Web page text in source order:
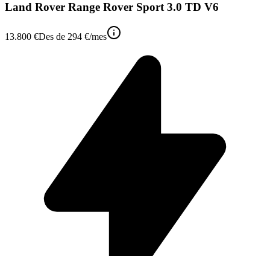
Land Rover Range Rover Sport 3.0 TD V6
13.800 €Des de 294 €/mes